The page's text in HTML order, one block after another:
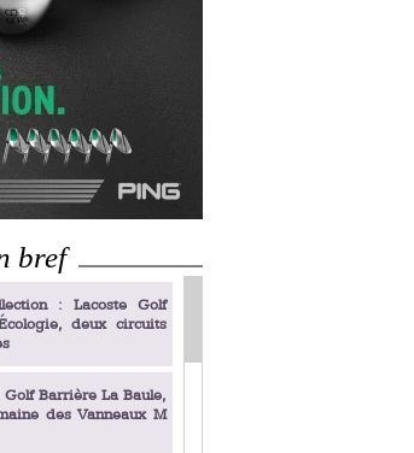
bref
: Lacoste Golf
deux circuits
Barrière La Baule,
des Vanneaux M